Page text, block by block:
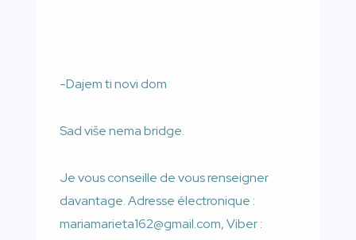
-Dajem ti novi dom
Sad više nema bridge.
Je vous conseille de vous renseigner
davantage. Adresse électronique :
mariamarieta162@gmail.com, Viber :